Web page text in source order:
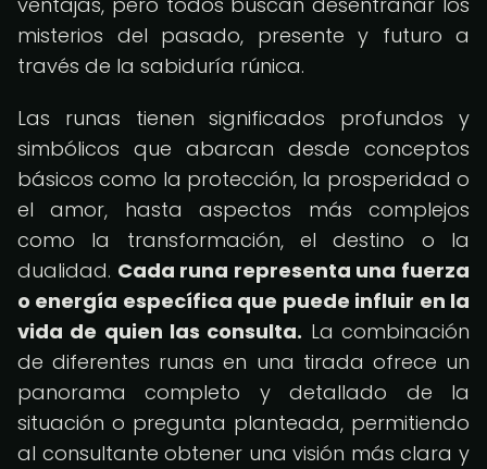
misterios del pasado, presente y futuro a
través de la sabiduría rúnica.
Las runas tienen significados profundos y
simbólicos que abarcan desde conceptos
básicos como la protección, la prosperidad o
el amor, hasta aspectos más complejos
como la transformación, el destino o la
dualidad. Cada runa representa una fuerza
o energía específica que puede influir en la
vida de quien las consulta. La combinación
de diferentes runas en una tirada ofrece un
panorama completo y detallado de la
situación o pregunta planteada, permitiendo
al consultante obtener una visión más clara y